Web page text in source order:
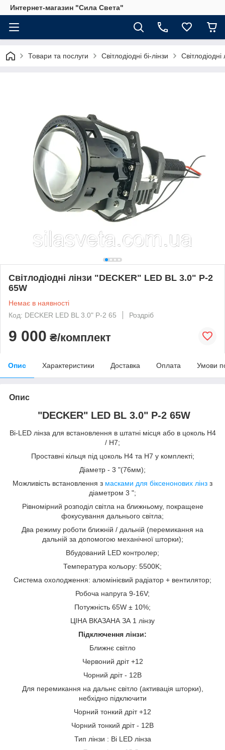
Интернет-магазин "Сила Света"
Товари та послуги Світлодіодні бі-лінзи
Світлодіодні лінзи "DECKER" LED BL 3.0" P-2
65W
Немає в наявності
Код: DECKER LED BL 3.0" P-2 65
Роздріб
9 000 ₴/комплект
Опис Характеристики Доставка Оплата Умови
Опис
"DECKER" LED BL 3.0" P-2 65W
Bi-LED лінза для встановлення в штатні місця або в цоколь Н4
/ Н7;
Проставні кільця під цоколь Н4 та Н7 у комплекті;
Діаметр - 3 "(76мм);
Можливість встановлення з масками для біксенонових лінз з
діаметром 3 ";
Рівномірний розподіл світла на ближньому, покращене
фокусування дальнього світла;
Два режиму роботи ближній / дальній (перемикання на
дальній за допомогою механічної шторки);
Вбудований LED контролер;
Температура кольору: 5500K;
Система охолодження: алюмінієвий радіатор + вентилятор;
Робоча напруга 9-16V;
Потужність 65W ± 10%;
ЦІНА ВКАЗАНА ЗА 1 лінзу
Підключення лінзи:
Ближнє світло
Червоний дріт +12
Чорний дріт - 12В
Для перемикання на дальнє світло (активація шторки),
небхідно підключити
Чорний тонкий дріт +12
Чорний тонкий дріт - 12В
Тип лінзи : Bi LED лінза